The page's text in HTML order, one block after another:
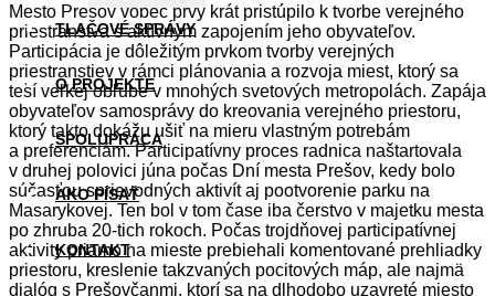
TLAČOVÉ SPRÁVY
O PROJEKTE
SPOLUPRÁCA
AKO PÍSAŤ
KONTAKT
Mesto Prešov vôbec prvý krát pristúpilo k tvorbe verejného
priestranstva s aktívnym zapojením jeho obyvateľov.
Participácia je dôležitým prvkom tvorby verejných
priestranstiev v rámci plánovania a rozvoja miest, ktorý sa
teší veľkej obľube v mnohých svetových metropolách. Zapája
obyvateľov samosprávy do kreovania verejného priestoru,
ktorý takto dokážu ušiť na mieru vlastným potrebám
a preferenciám. Participatívny proces radnica naštartovala
v druhej polovici júna počas Dní mesta Prešov, kedy bolo
súčasťou sprievodných aktivít aj pootvorenie parku na
Masarykovej. Ten bol v tom čase iba čerstvo v majetku mesta
po zhruba 20-tich rokoch. Počas trojdňovej participatívnej
aktivity priamo na mieste prebiehali komentované prehliadky
priestoru, kreslenie takzvaných pocitových máp, ale najmä
dialóg s Prešovčanmi, ktorí sa na dlhodobo uzavreté miesto